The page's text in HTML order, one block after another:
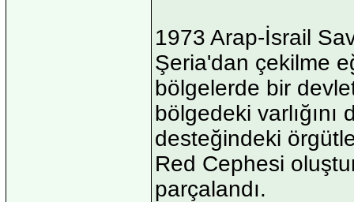
1973 Arap-İsrail
Şeria'dan çekilme
bölgelerde bir
bölgedeki
desteğindeki
Red Cephesi
parçalandı.